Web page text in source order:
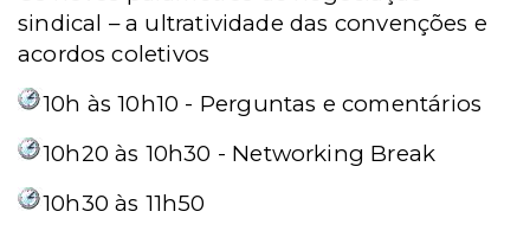
sindical – a ultratividade das convenções e
acordos coletivos
10h às 10h10 - Perguntas e comentários
10h20 às 10h30 - Networking Break
10h30 às 11h50